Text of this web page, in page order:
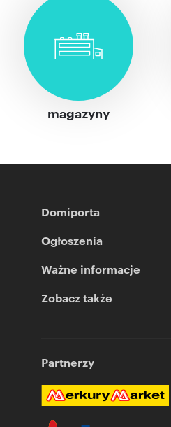
magazyny
Domiporta
Ogłoszenia
Ważne informacje
Zobacz także
Partnerzy